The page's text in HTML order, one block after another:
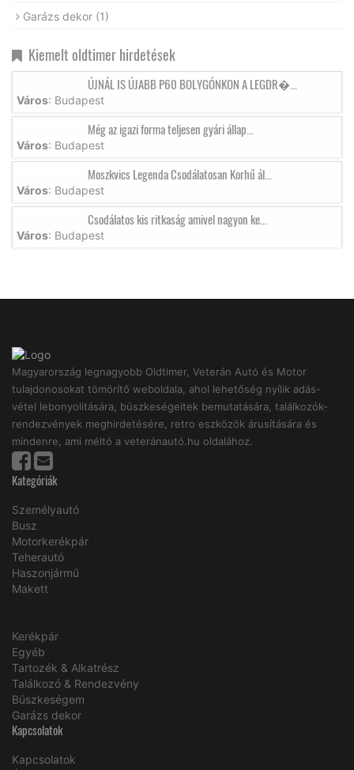
Garázs dekor (1)
Kiemelt oldtimer hirdetések
ÚJNÁL IS ÚJABB P60 BOLYGÓNKON A LEGDR�...
Város: Budapest
Még az igazi forma teljesen gyári állap...
Város: Budapest
Moszkvics Legenda Csodálatosan Korhű ál...
Város: Budapest
Csodálatos kis ritkaság amivel nagyon ke...
Város: Budapest
Magyarország legnagyobb Oldtimer, Veterán Autó és Motor
tulajdonosokat tömörítő weboldala, ahol lehetőség nyílik adás-
vétel lebonyolitására, büszkeségeitek bemutatására, találkozók-
rendezvények meghirdetésére, retro eszközök árusítására és
mindenre, ami méltó a veteránautó.hu oldalához.
Kategóriák
Személyautó
Busz
Motorkerékpár
Teherautó
Haszonjármű
Makett
Kerékpár
Egyéb
Tartozék & Alkatrész
Találkozó & Rendezvény
Büszkeségem
Garázs dekor
Kapcsolatok
Kapcsolatok